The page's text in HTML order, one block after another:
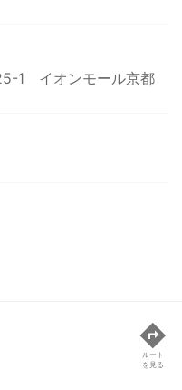
1 イオンモール京都
ルート
を見る